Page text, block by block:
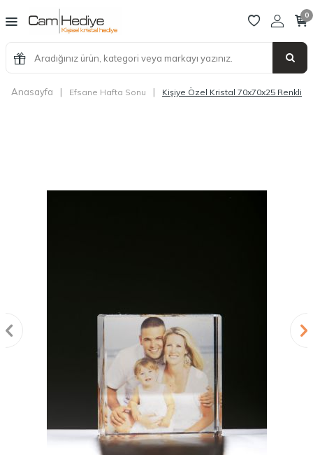
0
Anasayfa | Efsane Hafta Sonu | Kişiye Özel Kristal 70x70x25 Renkli